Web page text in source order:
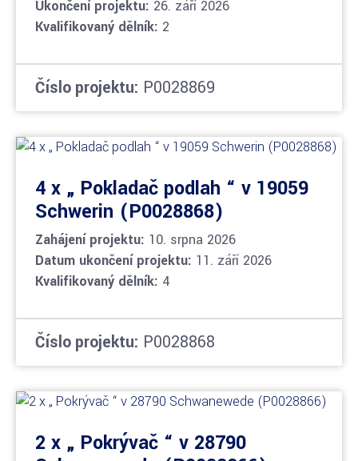
Ukončení projektu: 26. září 2026
Kvalifikovaný dělník: 2
Číslo projektu: P0028869
4 x „ Pokladač podlah “ v 19059
Schwerin (P0028868)
Zahájení projektu: 10. srpna 2026
Datum ukončení projektu: 11. září 2026
Kvalifikovaný dělník: 4
Číslo projektu: P0028868
2 x „ Pokrývač “ v 28790